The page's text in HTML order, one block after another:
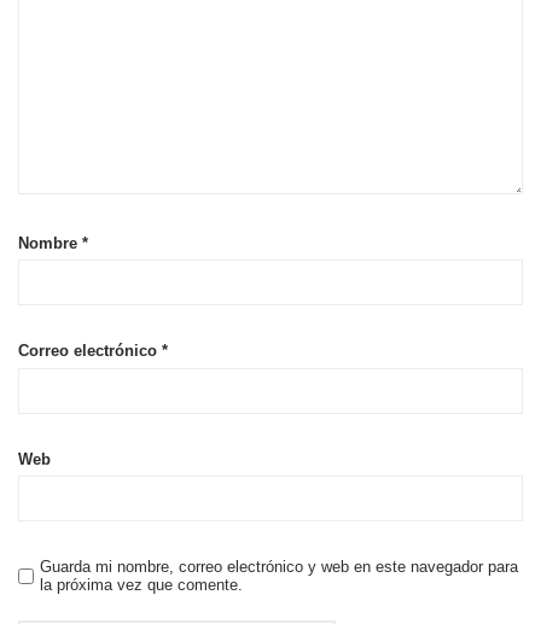
Nombre *
Correo electrónico *
Web
Guarda mi nombre, correo electrónico y web en este navegador para
la próxima vez que comente.